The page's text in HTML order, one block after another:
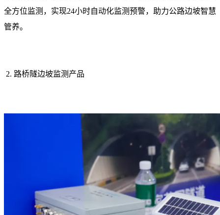
全方位监测，实现24小时自动化监测预警，助力公路边坡智慧
管养。
2. 路桥隧边坡监测产品